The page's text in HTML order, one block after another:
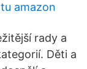
amazon
rady a
Děti a